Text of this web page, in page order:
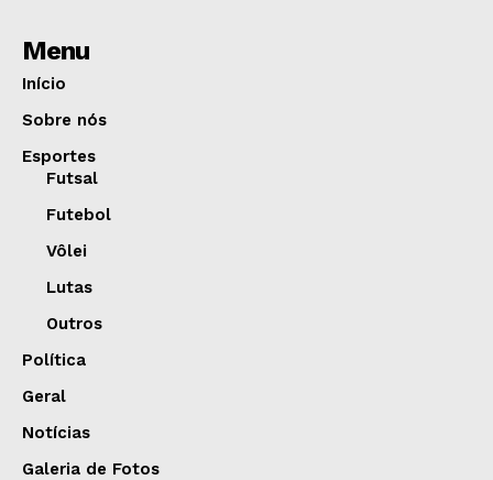
Menu
Início
Sobre nós
Esportes
Futsal
Futebol
Vôlei
Lutas
Outros
Política
Geral
Notícias
Galeria de Fotos